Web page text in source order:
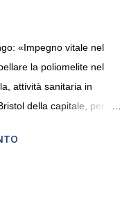
«Impegno vitale nel
la poliomelite nel
attività sanitaria in
della capitale, per la
Sud-Est che festeggia
per raccontare al